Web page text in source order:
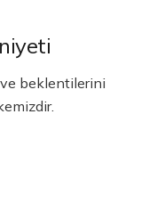
beklentilerini